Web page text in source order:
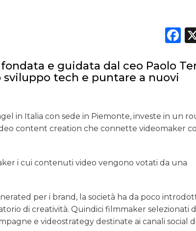
e guidata dal ceo Paolo
tech e puntare a nuovi
in Italia con sede in Piemonte, investe in un
content creation che connette videomaker
i cui contenuti video vengono votati da una
per i brand, la società ha da poco
di creatività. Quindici filmmaker selezionati
e videostrategy destinate ai canali social